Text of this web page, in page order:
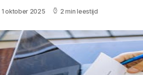
1 oktober 2025 2 min leestijd